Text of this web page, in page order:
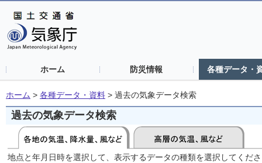
ホーム 防災情報 各種データ・
ホーム > 各種データ・資料 > 過去の気象データ検索
過去の気象データ検索
地点と年月日時を選択して、表示するデータの種類を選択してくだ